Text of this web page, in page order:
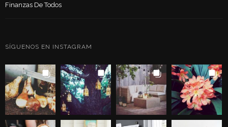
Finanzas De Todos
SÍGUENOS EN INSTAGRAM